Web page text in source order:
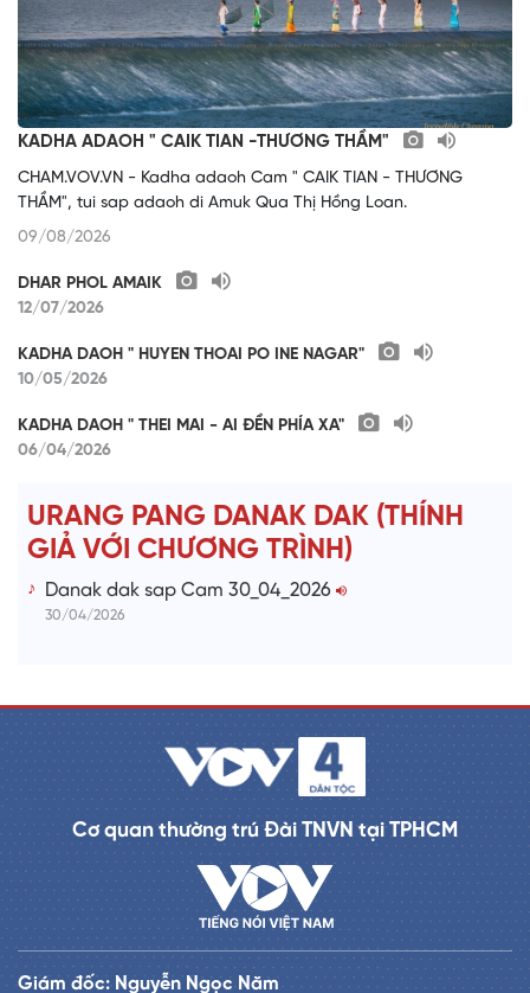
KADHA ADAOH " CAIK TIAN -THƯƠNG THẦM"
CHAM.VOV.VN - Kadha adaoh Cam " CAIK TIAN - THƯƠNG
THẦM", tui sap adaoh di Amuk Qua Thị Hồng Loan.
09/08/2026
DHAR PHOL AMAIK
12/07/2026
KADHA DAOH " HUYEN THOAI PO INE NAGAR"
10/05/2026
KADHA DAOH " THEI MAI - AI ĐỀN PHÍA XA"
06/04/2026
URANG PANG DANAK DAK (THÍNH
GIẢ VỚI CHƯƠNG TRÌNH)
Danak dak sap Cam 30_04_2026
30/04/2026
Cơ quan thường trú Đài TNVN tại TPHCM
Giám đốc: Nguyễn Ngọc Năm